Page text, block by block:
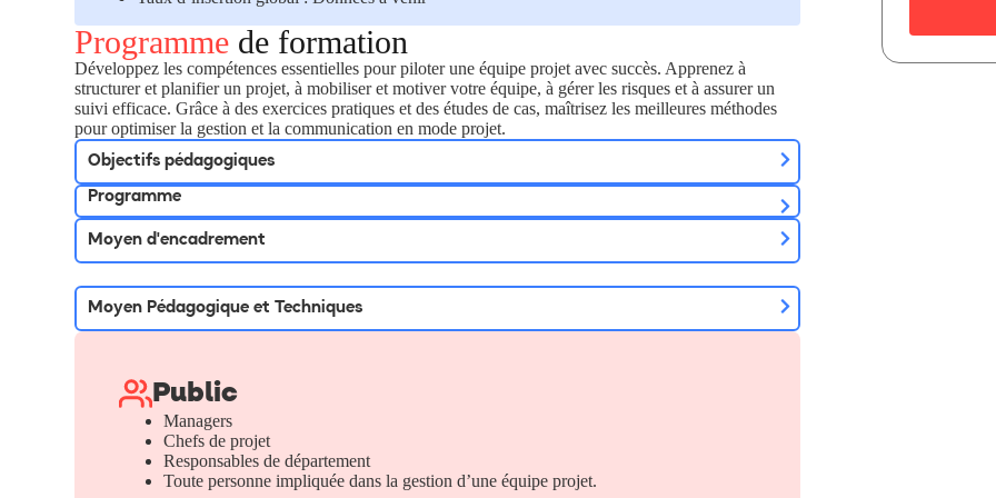
Programme de formation
Développez les compétences essentielles pour piloter une équipe projet avec succès. Apprenez à
structurer et planifier un projet, à mobiliser et motiver votre équipe, à gérer les risques et à assurer un
suivi efficace. Grâce à des exercices pratiques et des études de cas, maîtrisez les meilleures méthodes
pour optimiser la gestion et la communication en mode projet.
Objectifs pédagogiques
Programme
Moyen d'encadrement
Moyen Pédagogique et Techniques
Public
Managers
Chefs de projet
Responsables de département
Toute personne impliquée dans la gestion d’une équipe projet.